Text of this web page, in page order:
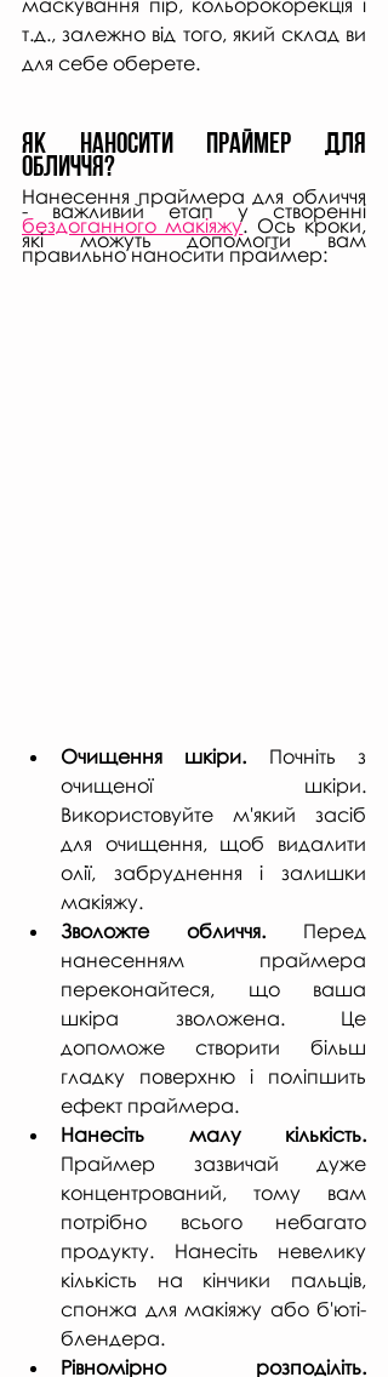
т.д., залежно від того, який склад ви
для себе оберете.
Як наносити праймер для
обличчя?
Нанесення праймера для обличчя
бездоганного макіяжу. Ось кроки,
які можуть допомогти вам
правильно наносити праймер:
Очищення шкіри. Почніть з
очищеної шкіри.
Використовуйте м'який засіб
для очищення, щоб видалити
олії, забруднення і залишки
макіяжу.
Зволожте обличчя. Перед
нанесенням праймера
переконайтеся, що ваша
шкіра зволожена. Це
допоможе створити більш
гладку поверхню і поліпшить
ефект праймера.
Праймер зазвичай дуже
концентрований, тому вам
потрібно всього небагато
продукту. Нанесіть невелику
кількість на кінчики пальців,
спонжа для макіяжу або б'юті-
блендера.
Рівномірно розподіліть.